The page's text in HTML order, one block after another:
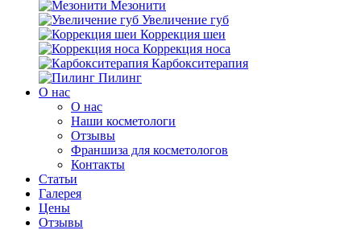
Мезонити
Увеличение губ
Коррекция шеи
Коррекция носа
Карбокситерапия
Пилинг
O нас
O нас
Наши косметологи
Отзывы
Франшиза для косметологов
Контакты
Статьи
Галерея
Цены
Отзывы